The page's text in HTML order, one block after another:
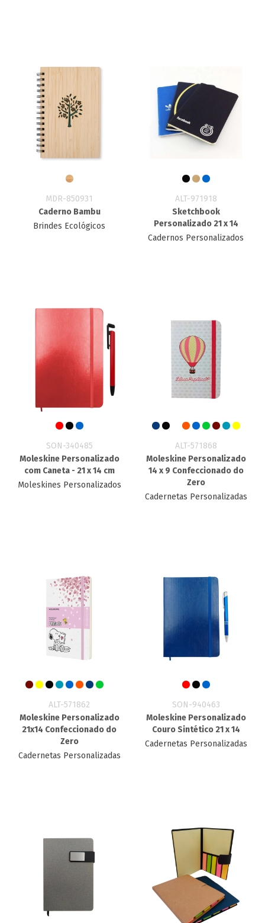
MDR-850931
Caderno Bambu
Brindes Ecológicos
ALT-971918
Sketchbook
Personalizado 21 x 14
Cadernos Personalizados
SON-340485
Moleskine Personalizado
com Caneta - 21 x 14 cm
Moleskines Personalizados
ALT-571868
Moleskine Personalizado
14 x 9 Confeccionado do
Zero
Cadernetas Personalizadas
ALT-571862
Moleskine Personalizado
21x14 Confeccionado do
Zero
Cadernetas Personalizadas
SON-940463
Moleskine Personalizado
Couro Sintético 21 x 14
Cadernetas Personalizadas